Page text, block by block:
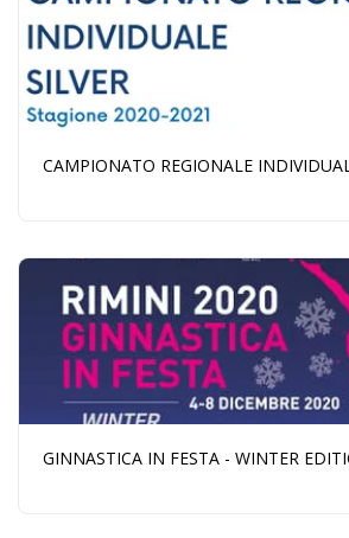
CAMPIONATO REGIONALE
GINNASTICA IN FESTA - WINTER